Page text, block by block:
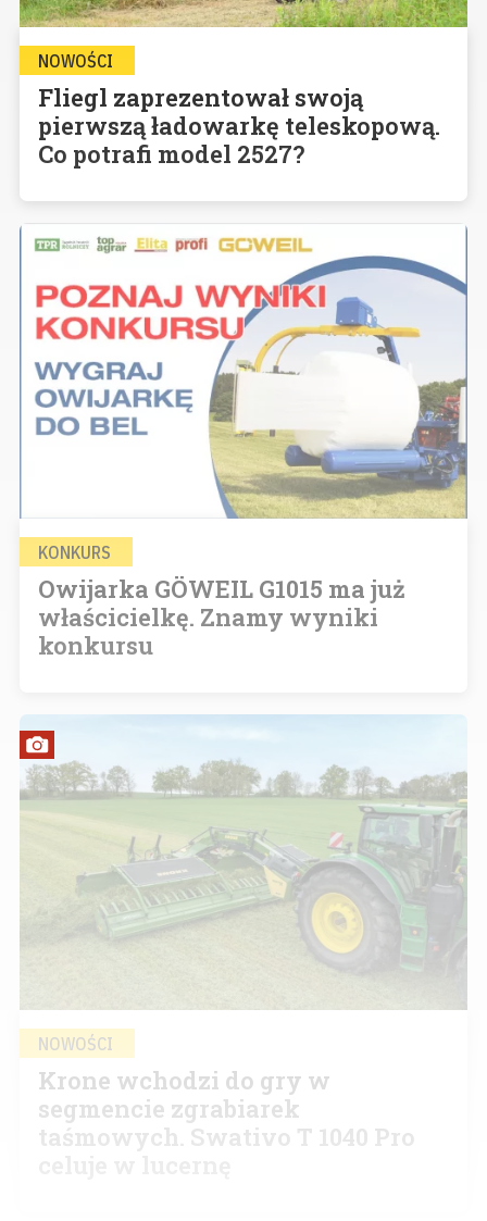
NOWOŚCI
Fliegl zaprezentował swoją
pierwszą ładowarkę teleskopową.
Co potrafi model 2527?
KONKURS
Owijarka GÖWEIL G1015 ma już
właścicielkę. Znamy wyniki
konkursu
NOWOŚCI
Krone wchodzi do gry w
segmencie zgrabiarek
taśmowych. Swativo T 1040 Pro